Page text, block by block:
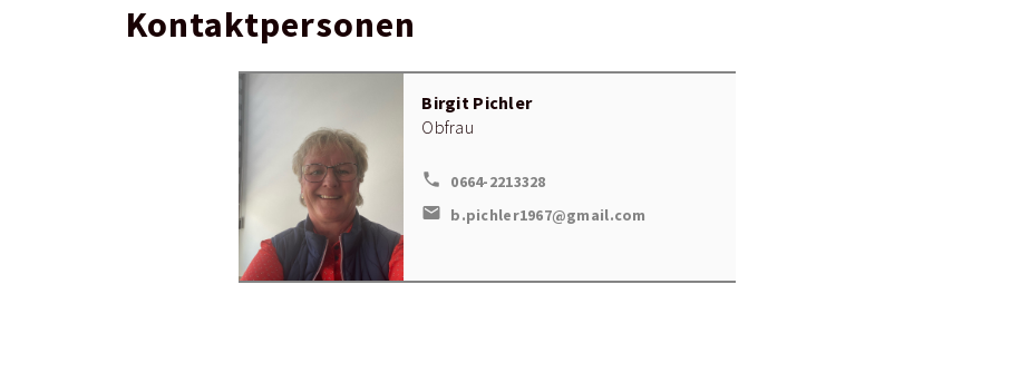
Kontaktpersonen
Birgit Pichler
Obfrau
local_phone
0664-2213328
mail b.pichler1967@gmail.com